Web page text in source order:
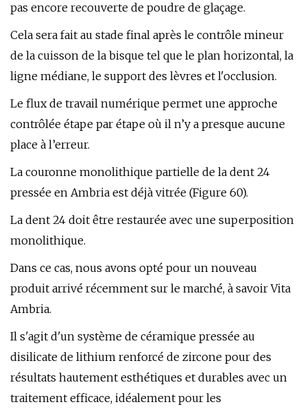
pas encore recouverte de poudre de glaçage.
Cela sera fait au stade final après le contrôle mineur
de la cuisson de la bisque tel que le plan horizontal, la
ligne médiane, le support des lèvres et l'occlusion.
Le flux de travail numérique permet une approche
contrôlée étape par étape où il n’y a presque aucune
place à l’erreur.
La couronne monolithique partielle de la dent 24
pressée en Ambria est déjà vitrée (Figure 60).
La dent 24 doit être restaurée avec une superposition
monolithique.
Dans ce cas, nous avons opté pour un nouveau
produit arrivé récemment sur le marché, à savoir Vita
Ambria.
Il s'agit d'un système de céramique pressée au
disilicate de lithium renforcé de zircone pour des
résultats hautement esthétiques et durables avec un
traitement efficace, idéalement pour les